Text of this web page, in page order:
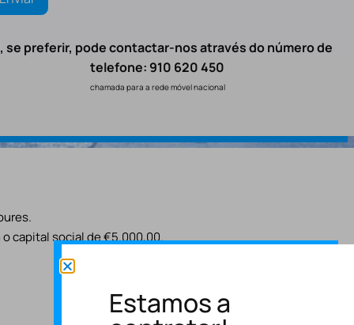
se preferir, pode contactar-nos através do número de
telefone: 910 620 450
chamada para a rede móvel nacional
o capital social de €5.000,00.
Estamos a